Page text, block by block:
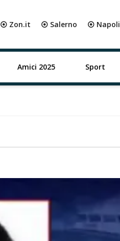
⦿ Zon.it ⦿ Salerno ⦿ Napoli
Amici 2025 Sport